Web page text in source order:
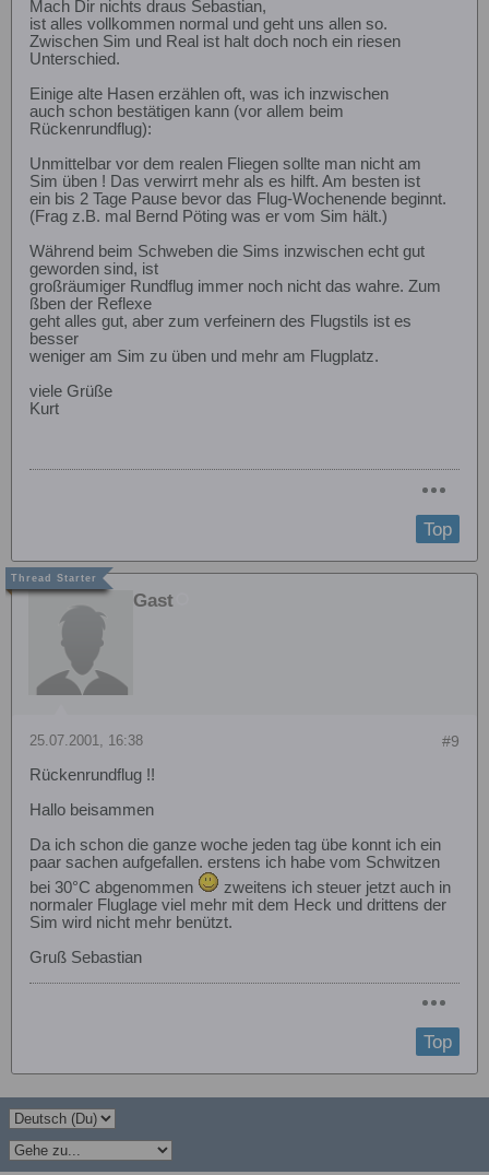
Mach Dir nichts draus Sebastian,
ist alles vollkommen normal und geht uns allen so.
Zwischen Sim und Real ist halt doch noch ein riesen
Unterschied.
Einige alte Hasen erzählen oft, was ich inzwischen
auch schon bestätigen kann (vor allem beim
Rückenrundflug):
Unmittelbar vor dem realen Fliegen sollte man nicht am
Sim üben ! Das verwirrt mehr als es hilft. Am besten ist
ein bis 2 Tage Pause bevor das Flug-Wochenende beginnt.
(Frag z.B. mal Bernd Pöting was er vom Sim hält.)
Während beim Schweben die Sims inzwischen echt gut
geworden sind, ist
großräumiger Rundflug immer noch nicht das wahre. Zum
ßben der Reflexe
geht alles gut, aber zum verfeinern des Flugstils ist es
besser
weniger am Sim zu üben und mehr am Flugplatz.
viele Grüße
Kurt
Top
Gast
#9
25.07.2001, 16:38
Rückenrundflug !!
Hallo beisammen
Da ich schon die ganze woche jeden tag übe konnt ich ein
paar sachen aufgefallen. erstens ich habe vom Schwitzen
bei 30°C abgenommen
zweitens ich steuer jetzt auch in
normaler Fluglage viel mehr mit dem Heck und drittens der
Sim wird nicht mehr benützt.
Gruß Sebastian
Top